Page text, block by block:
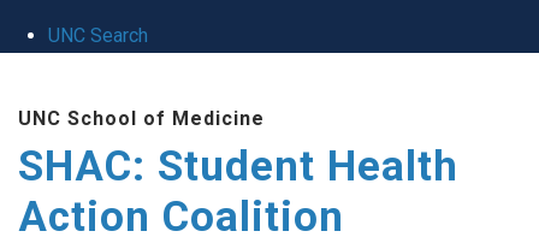
UNC Search
main
content
UNC School of Medicine
SHAC: Student Health
Action Coalition